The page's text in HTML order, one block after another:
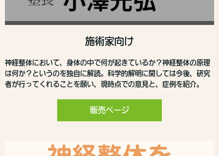
施術家向け
神経整体において、身体の中で何が起きているか？神経整体の原理
は何か？というのを独自に解読。科学的解明に関しては今後、研究
者が行ってくれることを願い、現時点での意見と、症例を紹介。
販売ページ